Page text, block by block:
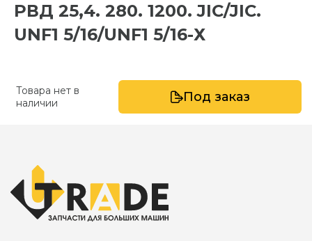
РВД 25,4. 280. 1200. JIC/JIC.
UNF1 5/16/UNF1 5/16-Х
Товара нет в
наличии
Под заказ